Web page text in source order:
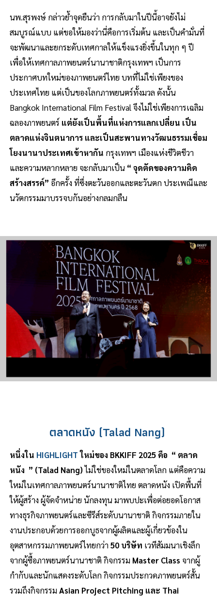
นพ.สุรพงษ์ กล่าวย้ำจุดยืนว่า การกลับมาในปีนี้อาจยังไม่
สมบูรณ์แบบ แต่ขอให้มองว่านี่คือการเริ่มต้น และเป็นคำมั่นที่
จะพัฒนาและยกระดับเทศกาลให้แข็งแรงยิ่งขึ้นในทุก ๆ ปี
เพื่อให้เทศกาลภาพยนตร์นานาชาติกรุงเทพฯ เป็นการ
ประกาศบทใหม่ของภาพยนตร์ไทย บทที่ไม่ใช่เพียงของ
ประเทศไทย แต่เป็นของโลกภาพยนตร์ทั้งมวล ดังนั้น
Bangkok International Film Festival จึงไม่ใช่เพียงการเฉลิม
ฉลองภาพยนตร์ แต่ยังเป็นพื้นที่แห่งการแลกเปลี่ยน เป็น
ตลาดแห่งจินตนาการ และเป็นสะพานทางวัฒนธรรมเชื่อม
โยงนานาประเทศเข้าหากัน กรุงเทพฯ เมืองแห่งชีวิตชีวา
และความหลากหลาย จะกลับมาเป็น “ จุดตัดของความคิด
สร้างสรรค์” อีกครั้ง ที่ซึ่งตะวันออกและตะวันตก ประเพณีและ
นวัตกรรมมาบรรจบกันอย่างกลมกลืน
ตลาดหนัง (Talad Nang)
หนึ่งใน HIGHLIGHTใหม่ของ BKKIFF 2025 คือ “ ตลาด
หนัง ” (Talad Nang)ไม่ใช่ของใหม่ในตลาดโลก แต่คือความ
ใหม่ในเทศกาลภาพยนตร์นานาชาติไทย ตลาดหนัง เปิดพื้นที่
ให้ผู้สร้าง ผู้จัดจำหน่าย นักลงทุน มาพบปะเพื่อต่อยอดโอกาส
ทางธุรกิจภาพยนตร์และซีรีส์ระดับนานาชาติ กิจกรรมภายใน
งานประกอบด้วยการออกบูธจากผู้ผลิตและผู้เกี่ยวข้องใน
อุตสาหกรรมภาพยนตร์ไทยกว่า50 บริษัท เวทีสัมมนาเชิงลึก
จากผู้ซื้อภาพยนตร์นานาชาติ กิจกรรม Master Class จากผู้
กำกับและนักแสดงระดับโลก กิจกรรมประกวดภาพยนตร์สั้น
รวมถึงกิจกรรมAsian Project Pitching และ Thai